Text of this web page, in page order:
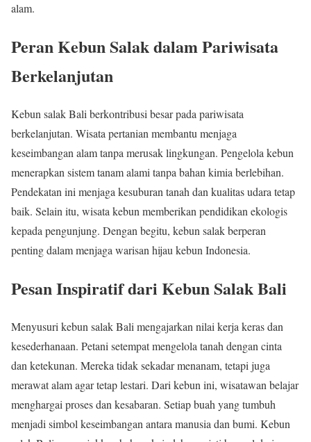
alam.
Peran Kebun Salak dalam Pariwisata
Berkelanjutan
Kebun salak Bali berkontribusi besar pada pariwisata
berkelanjutan. Wisata pertanian membantu menjaga
keseimbangan alam tanpa merusak lingkungan. Pengelola kebun
menerapkan sistem tanam alami tanpa bahan kimia berlebihan.
Pendekatan ini menjaga kesuburan tanah dan kualitas udara tetap
baik. Selain itu, wisata kebun memberikan pendidikan ekologis
kepada pengunjung. Dengan begitu, kebun salak berperan
penting dalam menjaga warisan hijau kebun Indonesia.
Pesan Inspiratif dari Kebun Salak Bali
Menyusuri kebun salak Bali mengajarkan nilai kerja keras dan
kesederhanaan. Petani setempat mengelola tanah dengan cinta
dan ketekunan. Mereka tidak sekadar menanam, tetapi juga
merawat alam agar tetap lestari. Dari kebun ini, wisatawan belajar
menghargai proses dan kesabaran. Setiap buah yang tumbuh
menjadi simbol keseimbangan antara manusia dan bumi. Kebun